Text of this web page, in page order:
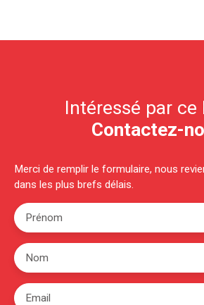
Intéressé par ce
Contactez-
Merci de remplir le formulaire, nous
dans les plus brefs délais.
Prénom
Nom
Email